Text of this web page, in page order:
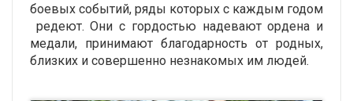
боевых событий, ряды которых с каждым годом
редеют. Они с гордостью надевают ордена и
медали, принимают благодарность от родных,
близких и совершенно незнакомых им людей.